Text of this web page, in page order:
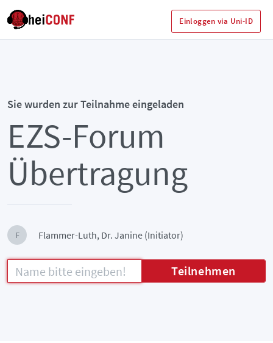
Einloggen via Uni-ID
Sie wurden zur Teilnahme eingeladen
EZS-Forum
Übertragung
F Flammer-Luth, Dr. Janine (Initiator)
Teilnehmen